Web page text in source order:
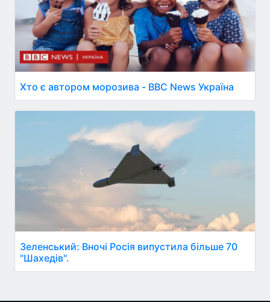
Хто є автором морозива - BBC News Україна
Зеленський: Вночі Росія випустила більше 70
"Шахедів".